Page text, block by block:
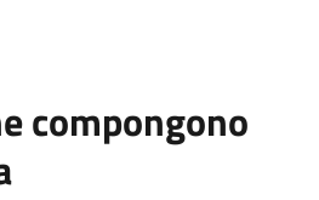
compongono